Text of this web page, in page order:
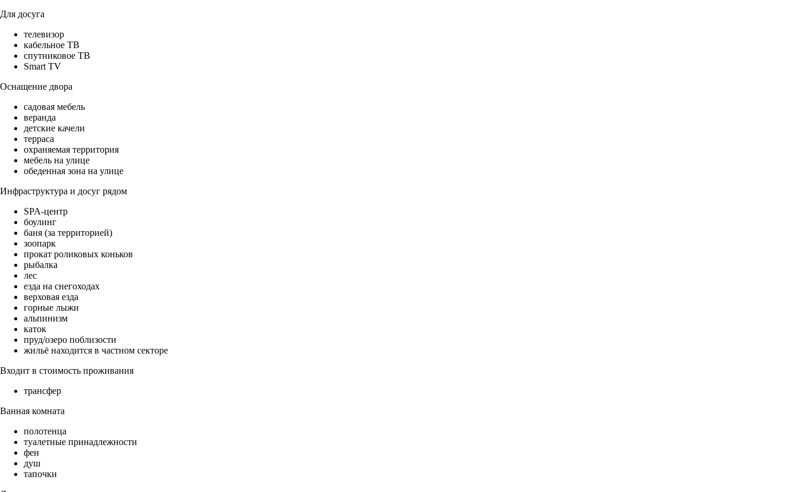
Для досуга
телевизор
кабельное ТВ
спутниковое ТВ
Smart TV
Оснащение двора
садовая мебель
веранда
детские качели
терраса
охраняемая территория
мебель на улице
обеденная зона на улице
Инфраструктура и досуг рядом
SPA-центр
боулинг
баня (за территорией)
зоопарк
прокат роликовых коньков
рыбалка
лес
езда на снегоходах
верховая езда
горные лыжи
альпинизм
каток
пруд/озеро поблизости
жильё находится в частном секторе
Входит в стоимость проживания
трансфер
Ванная комната
полотенца
туалетные принадлежности
фен
душ
тапочки